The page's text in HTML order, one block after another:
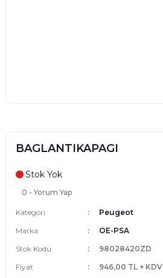
BAGLANTIKAPAGI
Stok Yok
0 - Yorum Yap
Kategori
Peugeot
Marka
OE-PSA
Stok Kodu
98028420ZD
Fiyat
946,00 TL + KDV